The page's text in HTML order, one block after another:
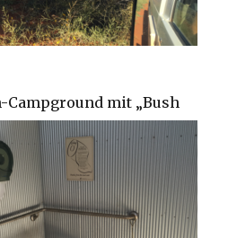
Campground mit „Bush